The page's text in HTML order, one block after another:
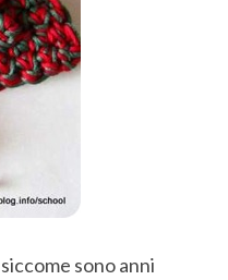
sono anni